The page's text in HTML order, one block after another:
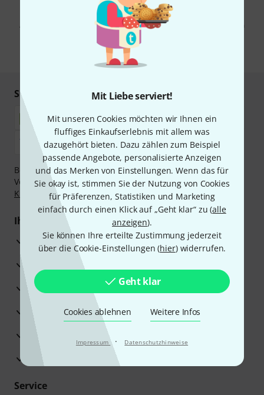
Mit Liebe serviert!
Mit unseren Cookies möchten wir Ihnen ein
fluffiges Einkaufserlebnis mit allem was
dazugehört bieten. Dazu zählen zum Beispiel
passende Angebote, personalisierte Anzeigen
und das Merken von Einstellungen. Wenn das für
Sie okay ist, stimmen Sie der Nutzung von Cookies
für Präferenzen, Statistiken und Marketing
einfach durch einen Klick auf „Geht klar“ zu (alle
anzeigen).
Sie können Ihre erteilte Zustimmung jederzeit
über die Cookie-Einstellungen (hier) widerrufen.
Geht klar
Cookies ablehnen Weitere Infos
Impressum · Datenschutzhinweise
Mit Klick auf „Jetzt anmelden“ stimmen Sie dem Erhalt von E-Mail-
Werbung und einer Messung des E-Mail-Nutzungsverhaltens zu. Die
Abmeldung ist jederzeit möglich. Weitere Informationen finden Sie in
Datenschutzhinweisen
* Pflichtfeld
Sicher einkaufen & bezahlen
Bezahlen Sie vertraulich und sicher per Nachnahme,
Vorkasse, PayPal, Amazon Pay,Klarna Sofort bezahlen,
Klarna Ratenzahlungoder Kreditkarte.
Ihre Vorteile
3 Jahre Thomann Garantie
30 Tage Money-Back-Garantie
Reparaturservice
Beratung durch Fachexperten
Zufriedenheitsgarantie
Europas größtes Versandlager
Service